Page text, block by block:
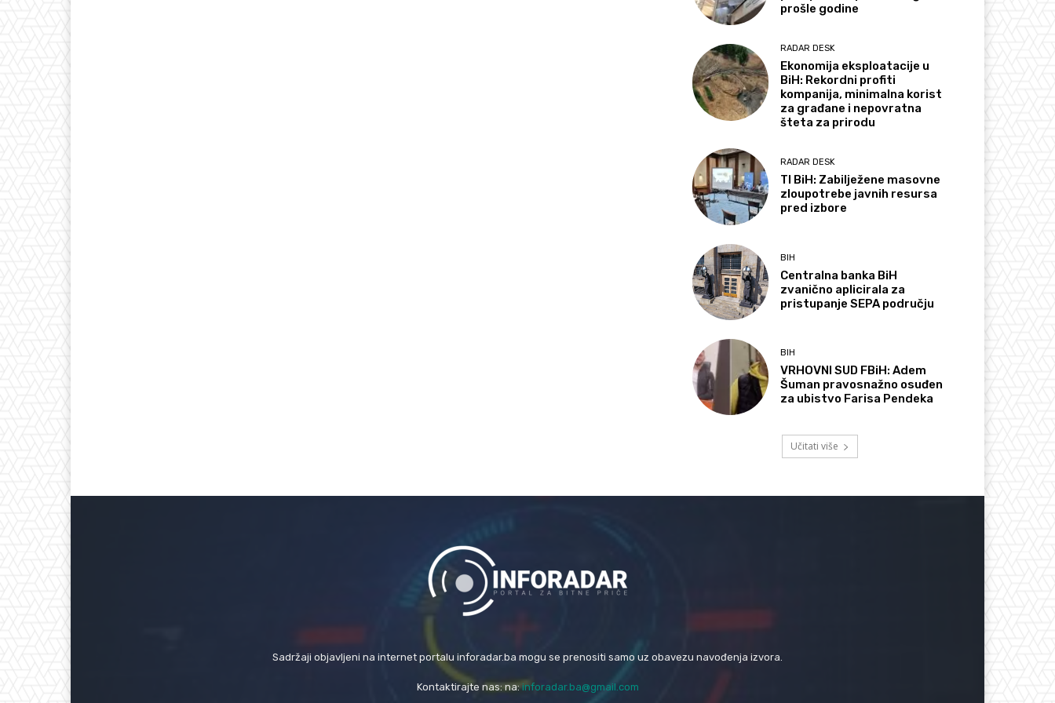
prošle godine
RADAR DESK
Ekonomija eksploatacije u
BiH: Rekordni profiti
kompanija, minimalna korist
za građane i nepovratna
šteta za prirodu
RADAR DESK
TI BiH: Zabilježene masovne
zloupotrebe javnih resursa
pred izbore
BIH
Centralna banka BiH
zvanično aplicirala za
pristupanje SEPA području
BIH
VRHOVNI SUD FBiH: Adem
Šuman pravosnažno osuđen
za ubistvo Farisa Pendeka
Učitati više
Sadržaji objavljeni na internet portalu inforadar.ba mogu se prenositi samo uz obavezu navođenja izvora.
Kontaktirajte nas: na:inforadar.ba@gmail.com